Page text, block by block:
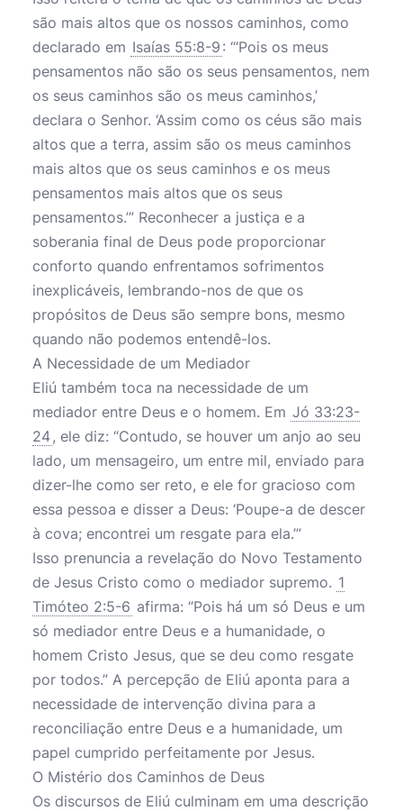
são mais altos que os nossos caminhos, como
declarado em Isaías 55:8-9 : “‘Pois os meus
pensamentos não são os seus pensamentos, nem
os seus caminhos são os meus caminhos,’
declara o Senhor. ‘Assim como os céus são mais
altos que a terra, assim são os meus caminhos
mais altos que os seus caminhos e os meus
pensamentos mais altos que os seus
pensamentos.’” Reconhecer a justiça e a
soberania final de Deus pode proporcionar
conforto quando enfrentamos sofrimentos
inexplicáveis, lembrando-nos de que os
propósitos de Deus são sempre bons, mesmo
quando não podemos entendê-los.
A Necessidade de um Mediador
Eliú também toca na necessidade de um
mediador entre Deus e o homem. Em Jó 33:23-
24, ele diz: “Contudo, se houver um anjo ao seu
lado, um mensageiro, um entre mil, enviado para
dizer-lhe como ser reto, e ele for gracioso com
essa pessoa e disser a Deus: ‘Poupe-a de descer
à cova; encontrei um resgate para ela.’”
Isso prenuncia a revelação do Novo Testamento
de Jesus Cristo como o mediador supremo. 1
Timóteo 2:5-6 afirma: “Pois há um só Deus e um
só mediador entre Deus e a humanidade, o
homem Cristo Jesus, que se deu como resgate
por todos.” A percepção de Eliú aponta para a
necessidade de intervenção divina para a
reconciliação entre Deus e a humanidade, um
papel cumprido perfeitamente por Jesus.
O Mistério dos Caminhos de Deus
Os discursos de Eliú culminam em uma descrição